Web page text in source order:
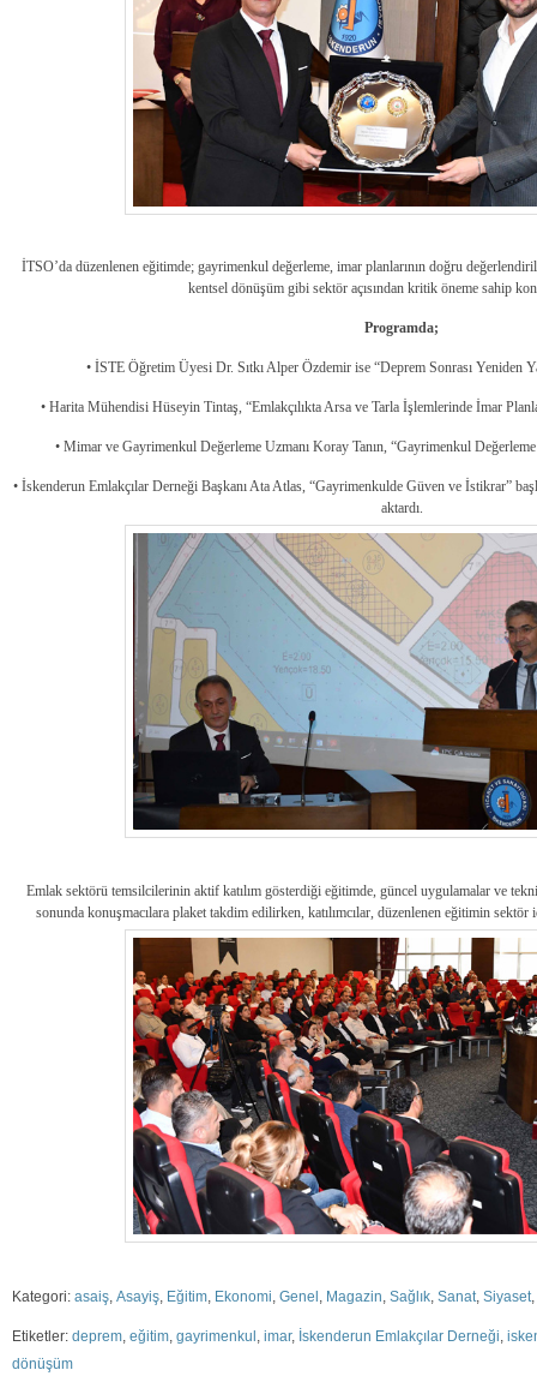
İTSO’da düzenlenen eğitimde; gayrimenkul değerleme, imar planlarının doğru
kentsel dönüşüm gibi sektör açısından kritik öneme sahip
Programda;
• İSTE Öğretim Üyesi Dr. Sıtkı Alper Özdemir ise “Deprem Sonrası Yeniden
• Harita Mühendisi Hüseyin Tintaş, “Emlakçılıkta Arsa ve Tarla İşlemlerinde İmar
• Mimar ve Gayrimenkul Değerleme Uzmanı Koray Tanın, “Gayrimenkul
• İskenderun Emlakçılar Derneği Başkanı Ata Atlas, “Gayrimenkulde Güven ve İstikrar”
aktardı.
Emlak sektörü temsilcilerinin aktif katılım gösterdiği eğitimde, güncel uygulamalar ve
sonunda konuşmacılara plaket takdim edilirken, katılımcılar, düzenlenen eğitimin
Kategori: asaiş, Asayiş, Eğitim, Ekonomi, Genel , Magazin, Sağlık, Sanat, Siyaset,
Etiketler: deprem, eğitim, gayrimenkul , imar, İskenderun Emlakçılar Derneği,
dönüşüm